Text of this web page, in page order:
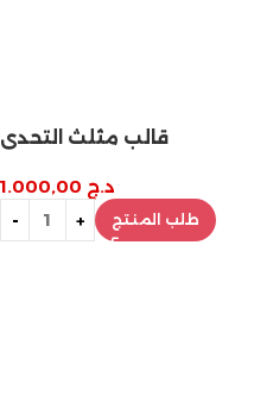
قالب الصينية الملكية
د.ج 1.800,00
طلب المنتج